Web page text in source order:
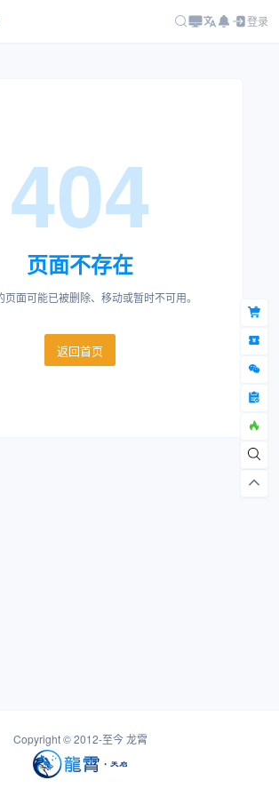
登录
404
页面不存在
页面可能已被删除、移动或暂时不可用。
返回首页
Copyright © 2012-至今龙霄